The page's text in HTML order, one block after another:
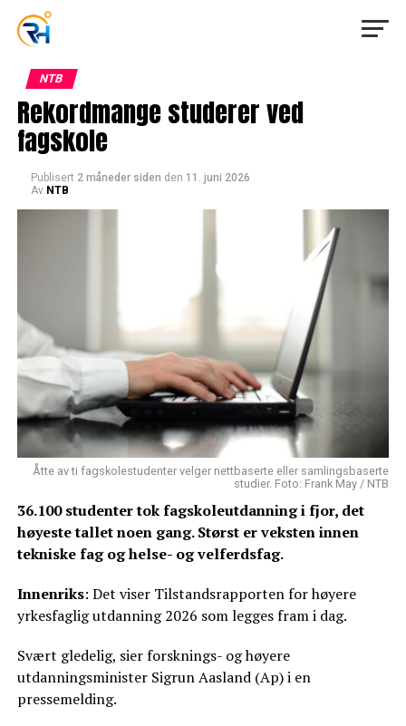
NTB
Rekordmange studerer ved
fagskole
Publisert 2 måneder siden den 11. juni 2026
Av NTB
Åtte av ti fagskolestudenter velger nettbaserte eller samlingsbaserte
studier. Foto: Frank May / NTB
36.100 studenter tok fagskoleutdanning i fjor, det
høyeste tallet noen gang. Størst er veksten innen
tekniske fag og helse- og velferdsfag.
Innenriks: Det viser Tilstandsrapporten for høyere
yrkesfaglig utdanning 2026 som legges fram i dag.
Svært gledelig, sier forsknings- og høyere
utdanningsminister Sigrun Aasland (Ap) i en
pressemelding.